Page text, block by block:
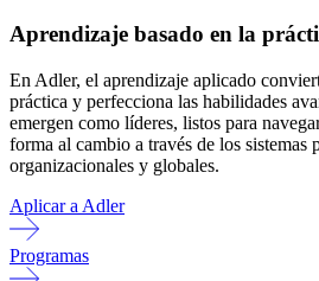
Aprendizaje basado en la
En Adler, el aprendizaje aplicado
práctica y perfecciona las habilidades
emergen como líderes, listos para
forma al cambio a través de los sistemas
organizacionales y globales.
Aplicar a Adler
Programas